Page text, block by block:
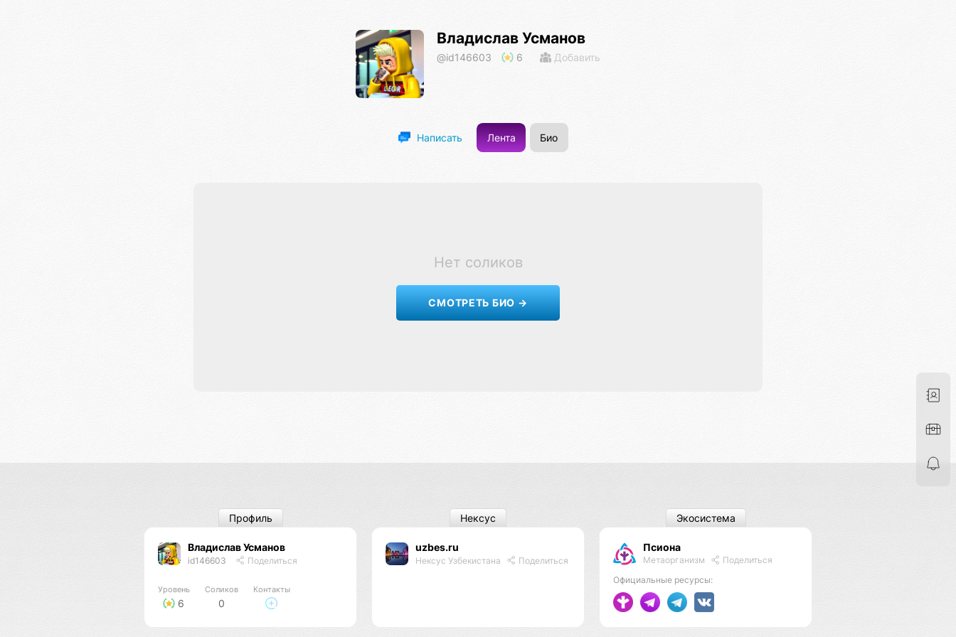
Владислав Усманов
@id146603 6 Добавить
Написать Лента Био
Нет соликов
СМОТРЕТЬ БИО →
Владислав Усманов
id146603 Поделиться
Уровень
6
Соликов
0
Контакты
Профиль
uzbes.ru
Нексус Узбекистана Поделиться
Нексус
Псиона
Метаорганизм
Поделиться
Официальные ресурсы:
Экосистема